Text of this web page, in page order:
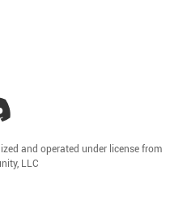
and operated under license from
LLC